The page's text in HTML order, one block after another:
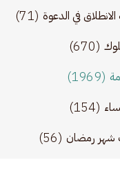
في الدعوة (71)
(670)
(1969)
(154)
شهر رمضان (56)